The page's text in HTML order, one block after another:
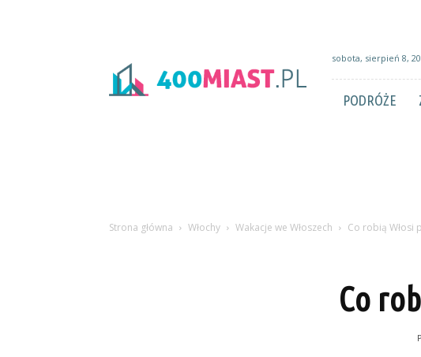
sobota, sierpień 8,
PODRÓŻE
Strona główna Włochy Wakacje we Włoszech Co robią Włosi
Co